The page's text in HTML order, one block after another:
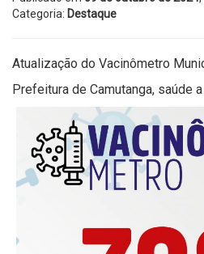
Categoria: Destaque
Atualização do Vacinômetro
Prefeitura de Camutanga, saúde